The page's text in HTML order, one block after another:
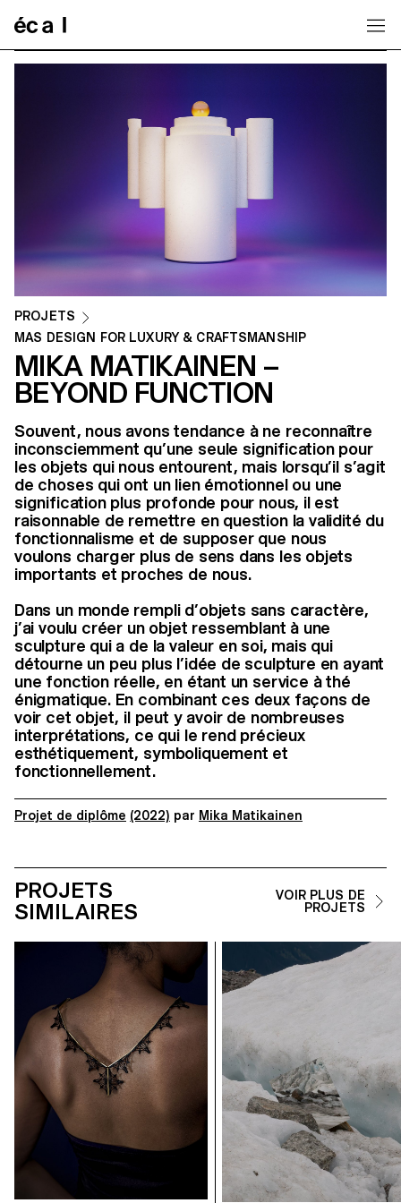
PROJETS
MAS DESIGN FOR LUXURY & CRAFTSMANSHIP
MIKA MATIKAINEN –
BEYOND FUNCTION
Souvent, nous avons tendance à ne reconnaître
inconsciemment qu’une seule signification pour
les objets qui nous entourent, mais lorsqu’il s’agit
de choses qui ont un lien émotionnel ou une
signification plus profonde pour nous, il est
raisonnable de remettre en question la validité du
fonctionnalisme et de supposer que nous
voulons charger plus de sens dans les objets
importants et proches de nous.
Dans un monde rempli d’objets sans caractère,
j’ai voulu créer un objet ressemblant à une
sculpture qui a de la valeur en soi, mais qui
détourne un peu plus l’idée de sculpture en ayant
une fonction réelle, en étant un service à thé
énigmatique. En combinant ces deux façons de
voir cet objet, il peut y avoir de nombreuses
interprétations, ce qui le rend précieux
esthétiquement, symboliquement et
fonctionnellement.
Projet de diplôme (2022) par Mika Matikainen
PROJETS
SIMILAIRES
VOIR PLUS DE
PROJETS